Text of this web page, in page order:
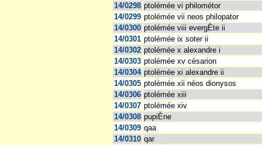
14/0298 ptolémée vi philométor
14/0299 ptolémée vii neos philopator
14/0300 ptolémée viii evergÈte ii
14/0301 ptolémée ix soter ii
14/0302 ptolémée x alexandre i
14/0303 ptolémée xv césarion
14/0304 ptolémée xi alexandre ii
14/0305 ptolémée xii néos dionysos
14/0306 ptolémée xiii
14/0307 ptolémée xiv
14/0308 pupiÈne
14/0309 qaa
14/0310 qar